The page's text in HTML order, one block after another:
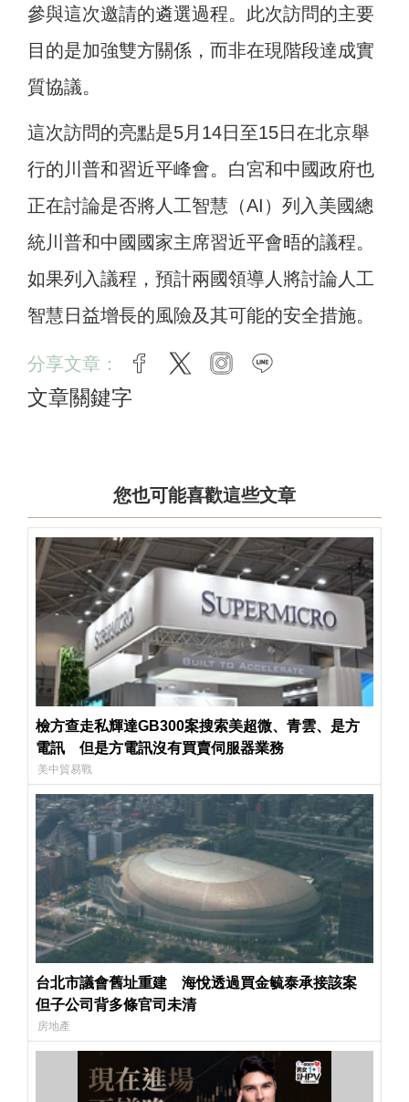
參與這次邀請的遴選過程。此次訪問的主要
目的是加強雙方關係，而非在現階段達成實
質協議。
這次訪問的亮點是5月14日至15日在北京舉
行的川普和習近平峰會。白宮和中國政府也
正在討論是否將人工智慧（AI）列入美國總
統川普和中國國家主席習近平會晤的議程。
如果列入議程，預計兩國領導人將討論人工
智慧日益增長的風險及其可能的安全措施。
分享文章： facebook
twitter instagram
文章關鍵字
您也可能喜歡這些文章
檢方查走私輝達GB300案搜索美超微、青雲、是方
電訊 但是方電訊沒有買賣伺服器業務
美中貿易戰
台北市議會舊址重建 海悅透過買金毓泰承接該案
但子公司背多條官司未清
房地產